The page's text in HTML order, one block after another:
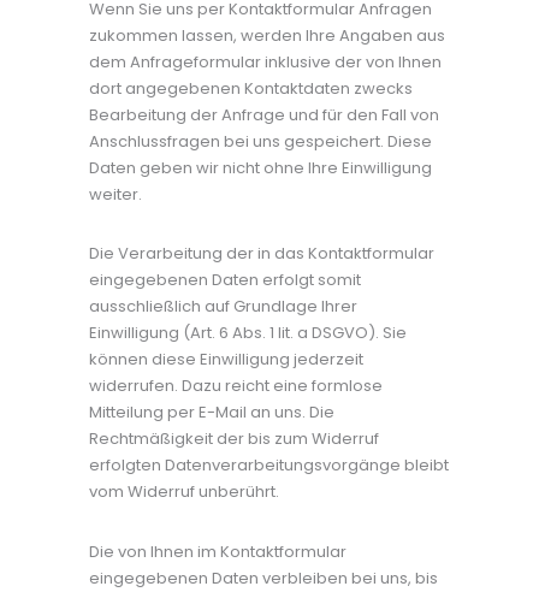
Wenn Sie uns per Kontaktformular Anfragen
zukommen lassen, werden Ihre Angaben aus
dem Anfrageformular inklusive der von Ihnen
dort angegebenen Kontaktdaten zwecks
Bearbeitung der Anfrage und für den Fall von
Anschlussfragen bei uns gespeichert. Diese
Daten geben wir nicht ohne Ihre Einwilligung
weiter.
Die Verarbeitung der in das Kontaktformular
eingegebenen Daten erfolgt somit
ausschließlich auf Grundlage Ihrer
Einwilligung (Art. 6 Abs. 1 lit. a DSGVO). Sie
können diese Einwilligung jederzeit
widerrufen. Dazu reicht eine formlose
Mitteilung per E-Mail an uns. Die
Rechtmäßigkeit der bis zum Widerruf
erfolgten Datenverarbeitungsvorgänge bleibt
vom Widerruf unberührt.
Die von Ihnen im Kontaktformular
eingegebenen Daten verbleiben bei uns, bis